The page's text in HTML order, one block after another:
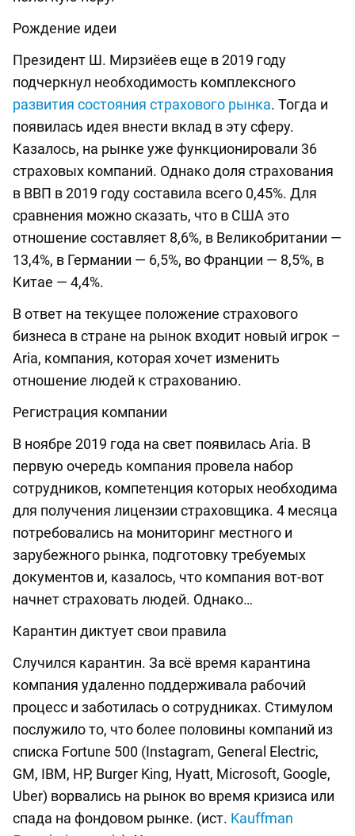
Рождение идеи
Президент Ш. Мирзиёев еще в 2019 году
подчеркнул необходимость комплексного
развития состояния страхового рынка. Тогда и
появилась идея внести вклад в эту сферу.
Казалось, на рынке уже функционировали 36
страховых компаний. Однако доля страхования
в ВВП в 2019 году составила всего 0,45%. Для
сравнения можно сказать, что в США это
отношение составляет 8,6%, в Великобритании —
13,4%, в Германии — 6,5%, во Франции — 8,5%, в
Китае — 4,4%.
В ответ на текущее положение страхового
бизнеса в стране на рынок входит новый игрок –
Aria, компания, которая хочет изменить
отношение людей к страхованию.
Регистрация компании
В ноябре 2019 года на свет появилась Aria. В
первую очередь компания провела набор
сотрудников, компетенция которых необходима
для получения лицензии страховщика. 4 месяца
потребовались на мониторинг местного и
зарубежного рынка, подготовку требуемых
документов и, казалось, что компания вот-вот
начнет страховать людей. Однако…
Карантин диктует свои правила
Случился карантин. За всё время карантина
компания удаленно поддерживала рабочий
процесс и заботилась о сотрудниках. Стимулом
послужило то, что более половины компаний из
списка Fortune 500 (Instagram, General Electric,
GM, IBM, HP, Burger King, Hyatt, Microsoft, Google,
Uber) ворвались на рынок во время кризиса или
спада на фондовом рынке. (ист. Kauffman